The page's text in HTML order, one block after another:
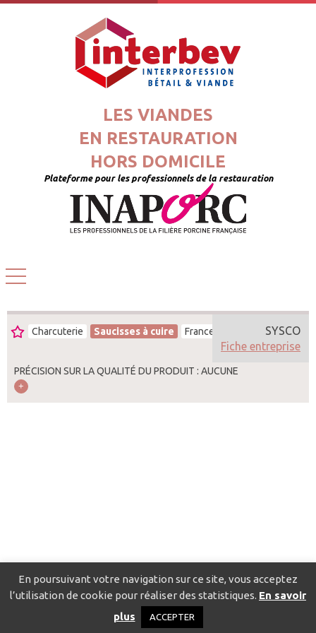
LES VIANDES
EN RESTAURATION
HORS DOMICILE
Plateforme pour les professionnels de la restauration
Charcuterie Saucisses à cuire France
PRÉCISION SUR LA QUALITÉ DU PRODUIT : AUCUNE
SYSCO
Fiche entreprise
Catalogue pour localiser les fournisseurs
Politique de confidentialité
En poursuivant votre navigation sur ce site, vous acceptez
l’utilisation de cookie pour réaliser des statistiques. En savoir
plus
ACCEPTER